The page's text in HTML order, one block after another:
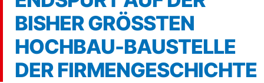
BISHER GRÖSSTEN H
OCHBAU-BAUSTELLE D
ER FIRMENGESCHICHTE